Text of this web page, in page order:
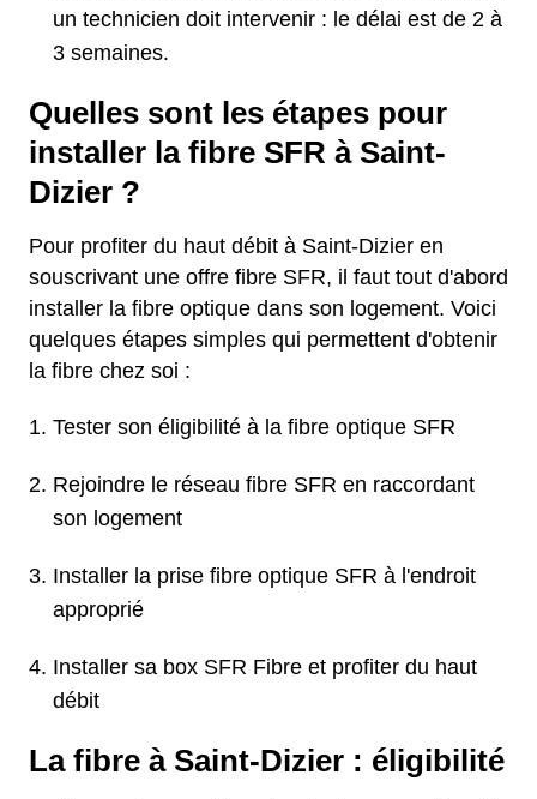
un technicien doit intervenir : le délai est de 2 à
3 semaines.
Quelles sont les étapes pour
installer la fibre SFR à Saint-
Dizier ?
Pour profiter du haut débit à Saint-Dizier en
souscrivant une offre fibre SFR, il faut tout d'abord
installer la fibre optique dans son logement. Voici
quelques étapes simples qui permettent d'obtenir
la fibre chez soi :
Tester son éligibilité à la fibre optique SFR
Rejoindre le réseau fibre SFR en raccordant
son logement
Installer la prise fibre optique SFR à l'endroit
approprié
Installer sa box SFR Fibre et profiter du haut
débit
La fibre à Saint-Dizier : éligibilité